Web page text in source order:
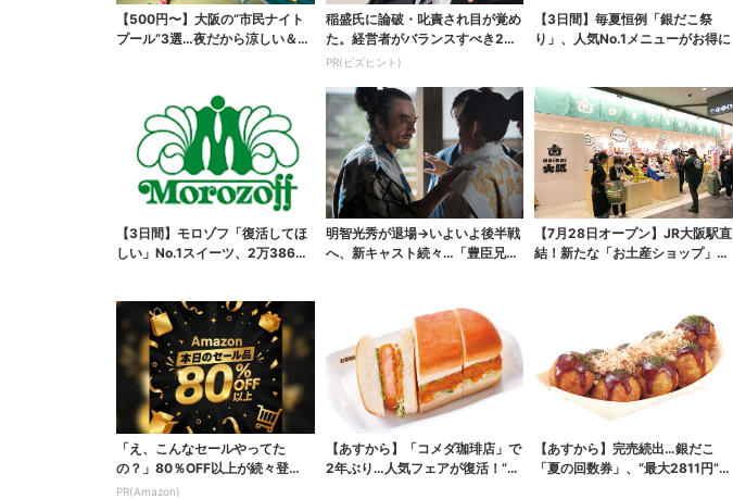
【500円〜】大阪の“市民ナイト
プール”3選…夜だから涼しい＆コ
稲盛氏に論破・叱責され目が覚め
た。経営者がバランスすべき2つ
の背反
PR(ビズヒント)
【3日間】毎夏恒例「銀だこ祭
り」、人気No.1メニューがお得に
【3日間】モロゾフ「復活してほ
しい」No.1スイーツ、2万3865
明智光秀が退場→いよいよ後半戦
へ、新キャスト続々…「豊臣兄
【7月28日オープン】JR大阪駅直
結！新たな「お土産ショップ」、
「え、こんなセールやってた
の？」80％OFF以上が続々登
場！Amazonの本気が...
PR(Amazon)
【あすから】「コメダ珈琲店」で
2年ぶり…人気フェアが復活！“ハ
【あすから】完売続出…銀だこ
「夏の回数券」、“最大2811円”お